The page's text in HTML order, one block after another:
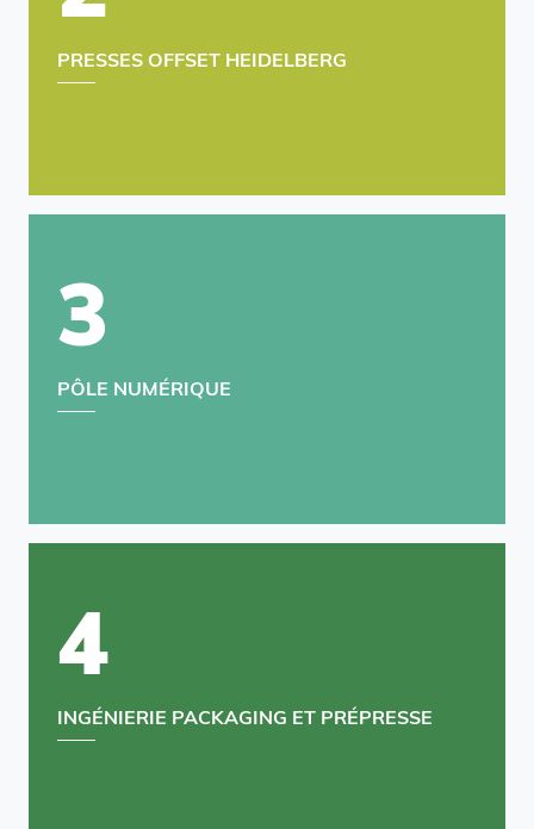
PRESSES OFFSET HEIDELBERG
3
PÔLE NUMÉRIQUE
4
INGÉNIERIE PACKAGING ET PRÉPRESSE